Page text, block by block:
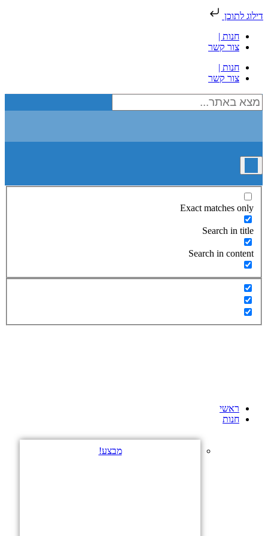
דילוג לתוכן
חנות |
צור קשר
חנות |
צור קשר
Exact matches only
Search in title
Search in content
ראשי
חנות
מבצע!